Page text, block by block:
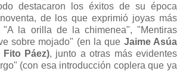
destacaron los éxitos de su época
de los que exprimió joyas más
"A la orilla de la chimenea", "Mentiras
sobre mojado" (en la que Jaime Asúa
Fito Páez), junto a otras más evidentes
(con esa introducción coplera que ya